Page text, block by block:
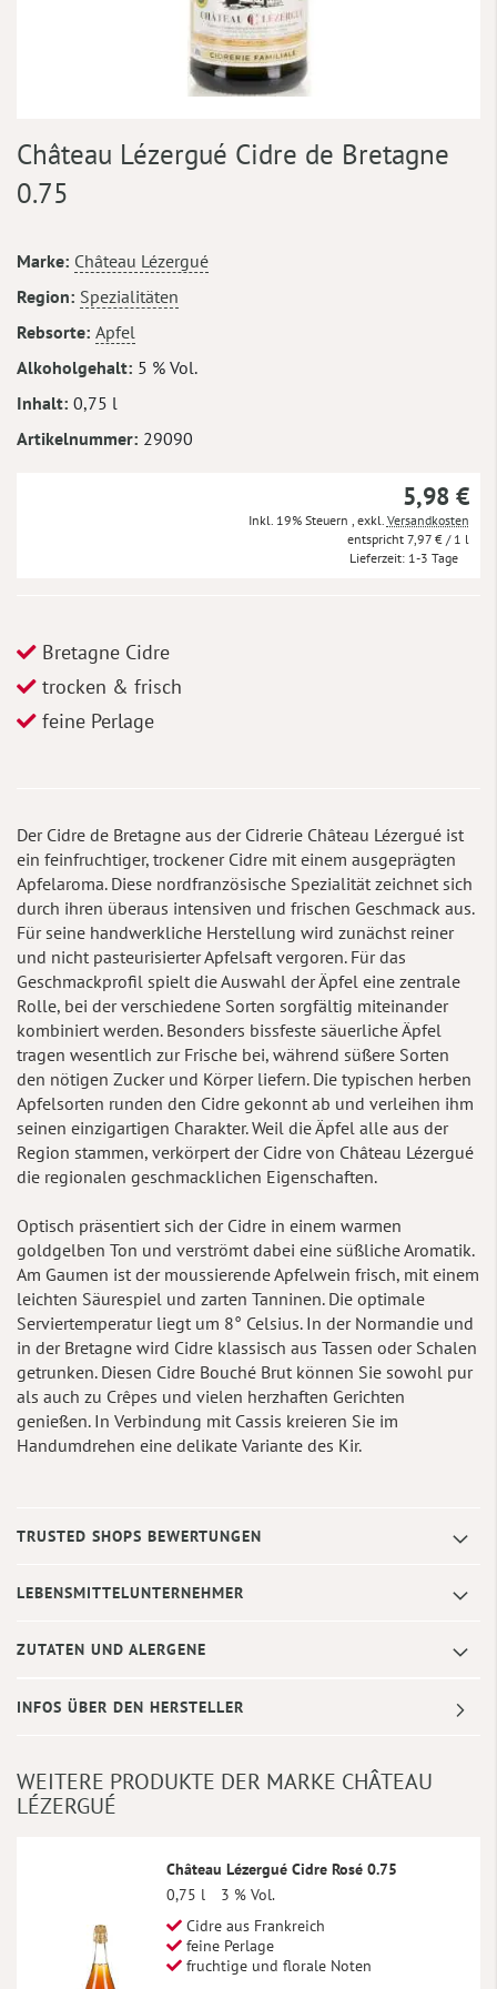
Anfang
der
Bildergalerie
Château Lézergué Cidre de Bretagne
0.75
Mehr
Informationen
Marke Château Lézergué
Region Spezialitäten
Rebsorte Apfel
Alkoholgehalt 5 % Vol.
Inhalt 0,75 l
Artikelnummer 29090
5,98 €
Inkl. 19% Steuern exkl. Versandkosten
7,97 € / 1 l
Lieferzeit 1-3 Tage
Bretagne Cidre
trocken & frisch
feine Perlage
Der Cidre de Bretagne aus der Cidrerie Château Lézergué ist
ein feinfruchtiger, trockener Cidre mit einem ausgeprägten
Apfelaroma. Diese nordfranzösische Spezialität zeichnet sich
durch ihren überaus intensiven und frischen Geschmack aus.
Für seine handwerkliche Herstellung wird zunächst reiner
und nicht pasteurisierter Apfelsaft vergoren. Für das
Geschmackprofil spielt die Auswahl der Äpfel eine zentrale
Rolle, bei der verschiedene Sorten sorgfältig miteinander
kombiniert werden. Besonders bissfeste säuerliche Äpfel
tragen wesentlich zur Frische bei, während süßere Sorten
den nötigen Zucker und Körper liefern. Die typischen herben
Apfelsorten runden den Cidre gekonnt ab und verleihen ihm
seinen einzigartigen Charakter. Weil die Äpfel alle aus der
Region stammen, verkörpert der Cidre von Château Lézergué
die regionalen geschmacklichen Eigenschaften.
Optisch präsentiert sich der Cidre in einem warmen
goldgelben Ton und verströmt dabei eine süßliche Aromatik.
Am Gaumen ist der moussierende Apfelwein frisch, mit einem
leichten Säurespiel und zarten Tanninen. Die optimale
Serviertemperatur liegt um 8° Celsius. In der Normandie und
in der Bretagne wird Cidre klassisch aus Tassen oder Schalen
getrunken. Diesen Cidre Bouché Brut können Sie sowohl pur
als auch zu Crêpes und vielen herzhaften Gerichten
genießen. In Verbindung mit Cassis kreieren Sie im
Handumdrehen eine delikate Variante des Kir.
TRUSTED SHOPS BEWERTUNGEN
LEBENSMITTELUNTERNEHMER
ZUTATEN UND ALERGENE
INFOS ÜBER DEN HERSTELLER
WEITERE PRODUKTE DER MARKE CHÂTEAU
LÉZERGUÉ
Château Lézergué Cidre Rosé 0.75
0,75 l
3 % Vol.
Cidre aus Frankreich
feine Perlage
fruchtige und florale Noten